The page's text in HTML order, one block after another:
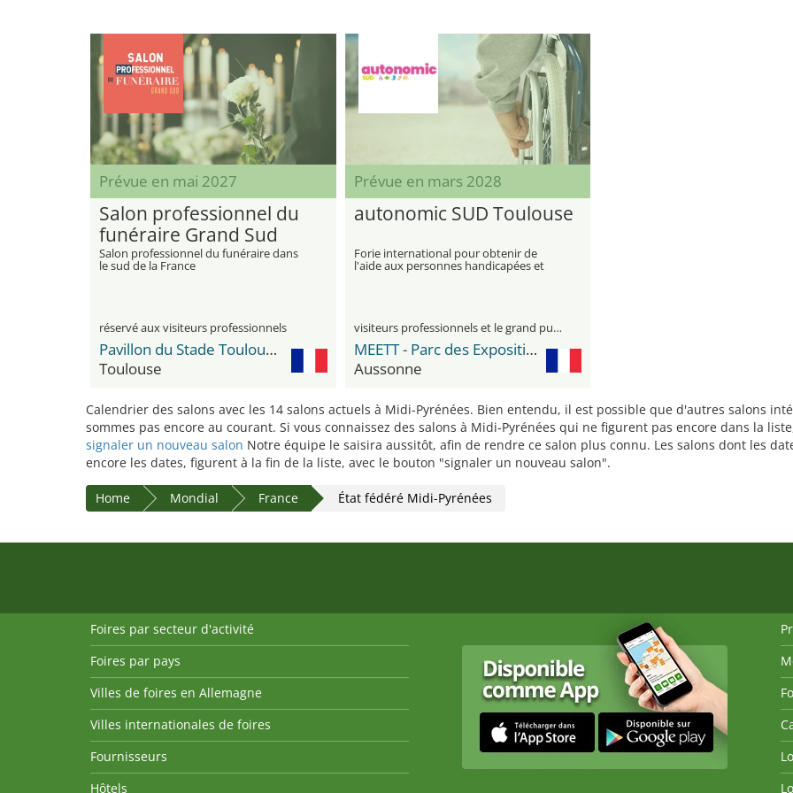
Prévue en mai 2027
Salon professionnel du
funéraire Grand Sud
Salon professionnel du funéraire dans
le sud de la France
réservé aux visiteurs professionnels
Pavillon du Stade Toulousain
Toulouse
Prévue en mars 2028
autonomic SUD Toulouse
Forie international pour obtenir de
l'aide aux personnes handicapées et
des personnes âgées
visiteurs professionnels et le grand public
MEETT - Parc des Expositions et Centre de Conventions
Aussonne
Calendrier des salons avec les 14 salons actuels à Midi-Pyrénées. Bien entendu, il est possible que d'autres salons
sommes pas encore au courant. Si vous connaissez des salons à Midi-Pyrénées qui ne figurent pas encore dans la
signaler un nouveau salon Notre équipe le saisira aussitôt, afin de rendre ce salon plus connu. Les salons dont les
encore les dates, figurent à la fin de la liste, avec le bouton "signaler un nouveau salon".
Home Mondial France État fédéré Midi-Pyrénées
Foires par secteur d'activité
Foires par pays
Villes de foires en Allemagne
Villes internationales de foires
Fournisseurs
Hôtels